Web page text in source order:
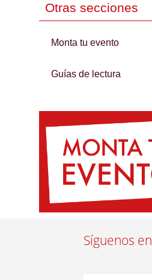
Otras secciones
Monta tu evento
Guías de lectura
Síguenos en